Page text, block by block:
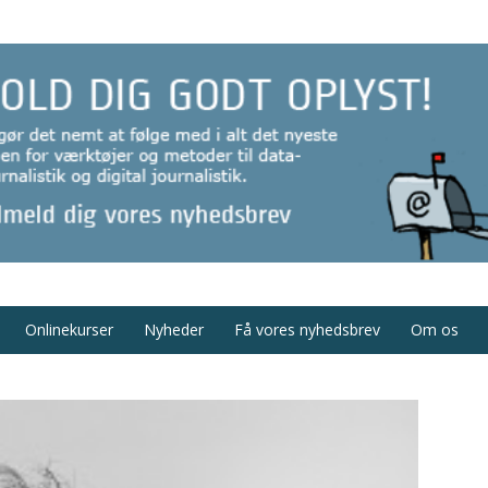
Onlinekurser Nyheder Få vores nyhedsbrev Om os